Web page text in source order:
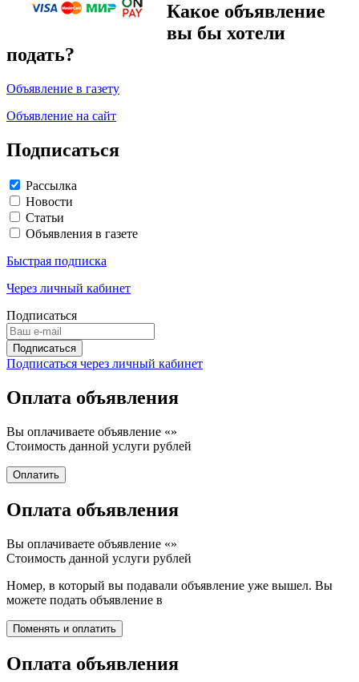
Какое объявление
вы бы хотели
подать?
Объявление в газету
Объявление на сайт
Подписаться
Рассылка
Новости
Статьи
Объявления в газете
Быстрая подписка
Через личный кабинет
Подписаться
Подписаться через личный кабинет
Оплата объявления
Вы оплачиваете объявление «»
Стоимость данной услуги рублей
Оплата объявления
Вы оплачиваете объявление «»
Стоимость данной услуги рублей
Номер, в который вы подавали объявление уже вышел. Вы
можете подать объявление в
Оплата объявления